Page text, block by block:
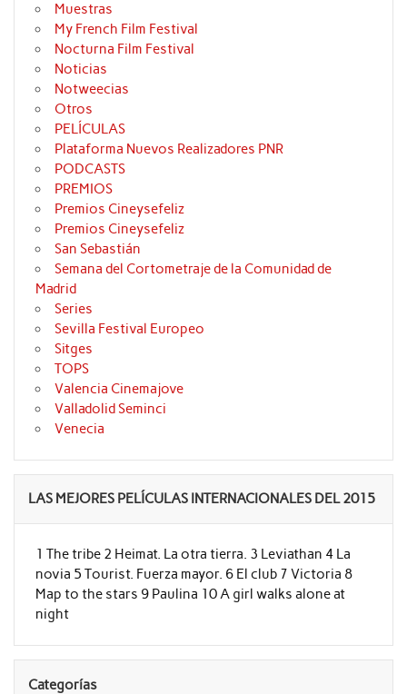
Muestras
My French Film Festival
Nocturna Film Festival
Noticias
Notweecias
Otros
PELÍCULAS
Plataforma Nuevos Realizadores PNR
PODCASTS
PREMIOS
Premios Cineysefeliz
Premios Cineysefeliz
San Sebastián
Semana del Cortometraje de la Comunidad de
Madrid
Series
Sevilla Festival Europeo
Sitges
TOPS
Valencia Cinemajove
Valladolid Seminci
Venecia
LAS MEJORES PELÍCULAS INTERNACIONALES DEL 2015
1 The tribe 2 Heimat. La otra tierra. 3 Leviathan 4 La
novia 5 Tourist. Fuerza mayor. 6 El club 7 Victoria 8
Map to the stars 9 Paulina 10 A girl walks alone at
night
Categorías